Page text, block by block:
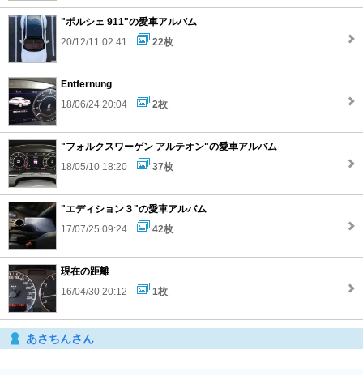
"ポルシェ 911"の愛車アルバム
20/12/11 02:41
22枚
Entfernung
18/06/24 20:04
2枚
"フォルクスワーゲン アルテオン"の愛車アルバム
18/05/10 18:20
37枚
"エディション３"の愛車アルバム
17/07/25 09:24
42枚
現在の距離
16/04/30 20:12
1枚
あさちんさん